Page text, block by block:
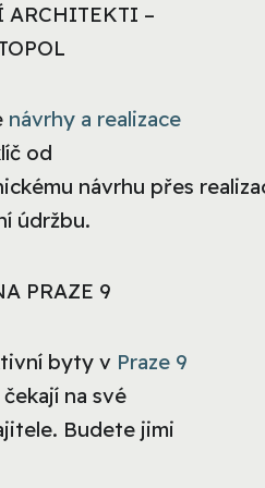
ARCHITEKTI –
návrhy a realizace
od
návrhu přes
údržbu.
PRAZE 9
byty v Praze 9
na své
Budete jimi